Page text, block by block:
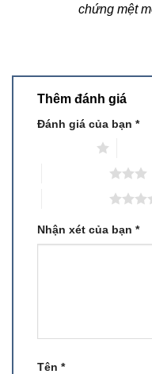
chứng mệt
Thêm đánh giá
Đánh giá của bạn *
Nhận xét của bạn *
Tên *